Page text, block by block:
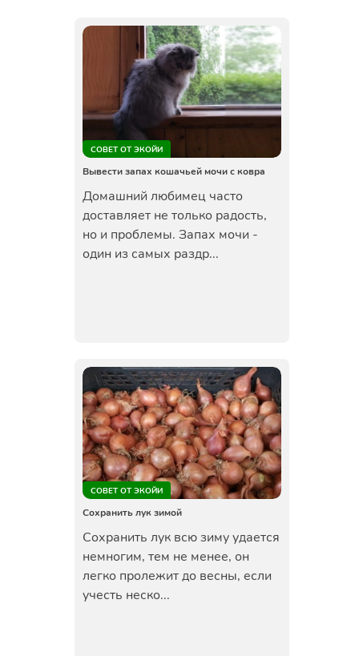
СОВЕТ ОТ ЭКОЙИ
Вывести запах кошачьей мочи с ковра
Домашний любимец часто
доставляет не только радость,
но и проблемы. Запах мочи -
один из самых раздр...
СОВЕТ ОТ ЭКОЙИ
Сохранить лук зимой
Сохранить лук всю зиму удается
немногим, тем не менее, он
легко пролежит до весны, если
учесть неско...